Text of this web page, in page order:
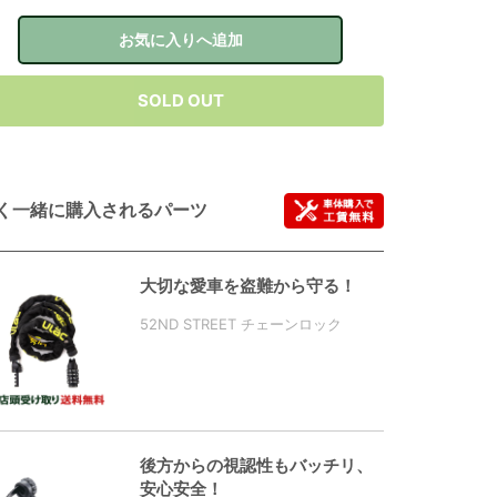
お気に入りへ追加
SOLD OUT
一緒に購入されるパーツ
大切な愛車を盗難から守る！
52ND STREET チェーンロック
後方からの視認性もバッチリ、
安心安全！